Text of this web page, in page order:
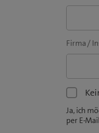
Firma /
Ja, ich
per E-